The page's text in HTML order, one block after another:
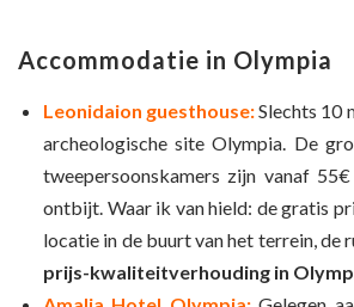
Accommodatie in Olympia
Leonidaion guesthouse:Slechts 10
archeologische site Olympia. De
tweepersoonskamers zijn vanaf
ontbijt. Waar ik van hield: de gratis
locatie in de buurt van het terrein, de
prijs-kwaliteitverhouding in